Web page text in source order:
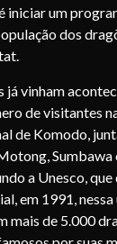
iniciar um
dos
já vinham
de visitantes
de Komodo,
Sumbawa
a Unesco,
em 1991, nessa
mais de 5.000